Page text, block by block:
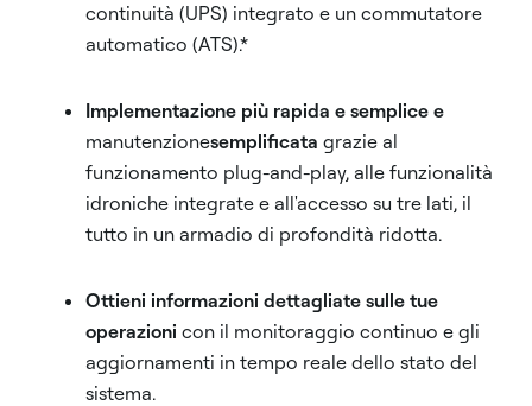
continuità (UPS) integrato e un commutatore
automatico (ATS).*
Implementazione più rapida e semplice e
manutenzionesemplificata grazie al
funzionamento plug-and-play, alle funzionalità
idroniche integrate e all'accesso su tre lati, il
tutto in un armadio di profondità ridotta.
Ottieni informazioni dettagliate sulle tue
operazioni con il monitoraggio continuo e gli
aggiornamenti in tempo reale dello stato del
sistema.